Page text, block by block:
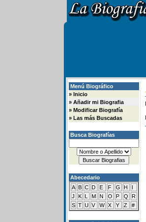
Menú Biográfico
» Inicio
» Añadir mi Biografia
» Modificar Biografía
» Las más Buscadas
Busca Biografías
Abecedario
A B C D E F G H
I
J
K L M N O P Q
R
S T U V W X Y Z #